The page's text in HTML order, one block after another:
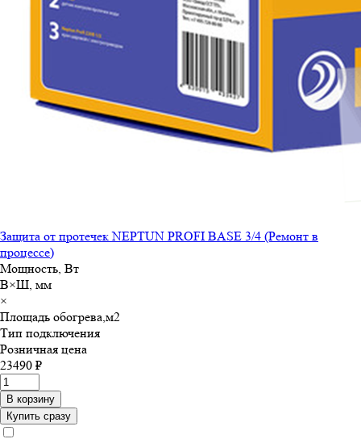
Защита от протечек NEPTUN PROFI BASE 3/4 (Ремонт в
процессе)
Мощность, Вт
В×Ш, мм
×
Площадь обогрева,м2
Тип подключения
Розничная цена
23490 ₽
В корзину
Купить сразу